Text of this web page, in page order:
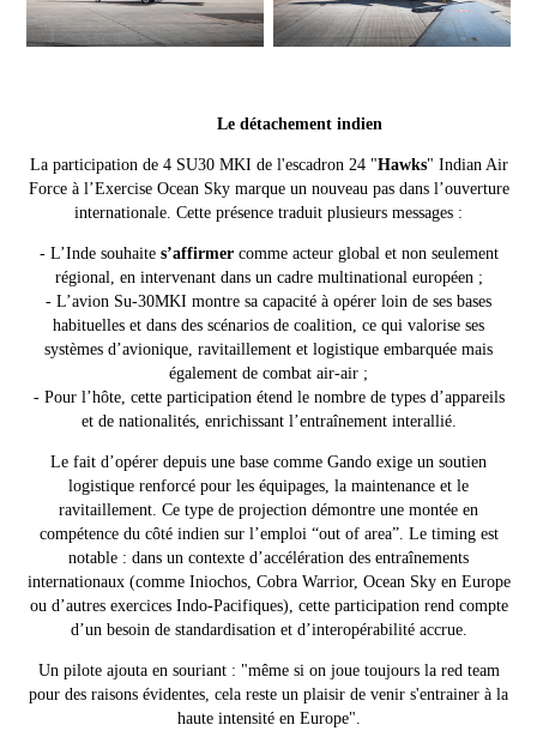
Le détachement indien
La participation de 4 SU30 MKI de l'escadron 24 "Hawks" Indian Air
Force à l’Exercise Ocean Sky marque un nouveau pas dans l’ouverture
internationale. Cette présence traduit plusieurs messages :
- L’Inde souhaite s’affirmercomme acteur global et non seulement
régional, en intervenant dans un cadre multinational européen ;
- L’avion Su-30MKI montre sa capacité à opérer loin de ses bases
habituelles et dans des scénarios de coalition, ce qui valorise ses
systèmes d’avionique, ravitaillement et logistique embarquée mais
également de combat air-air ;
- Pour l’hôte, cette participation étend le nombre de types d’appareils
et de nationalités, enrichissant l’entraînement interallié.
Le fait d’opérer depuis une base comme Gando exige un soutien
logistique renforcé pour les équipages, la maintenance et le
ravitaillement. Ce type de projection démontre une montée en
compétence du côté indien sur l’emploi “out of area”. Le timing est
notable : dans un contexte d’accélération des entraînements
internationaux (comme Iniochos, Cobra Warrior, Ocean Sky en Europe
ou d’autres exercices Indo-Pacifiques), cette participation rend compte
d’un besoin de standardisation et d’interopérabilité accrue.
Un pilote ajouta en souriant : "même si on joue toujours la red team
pour des raisons évidentes, cela reste un plaisir de venir s'entrainer à la
haute intensité en Europe".